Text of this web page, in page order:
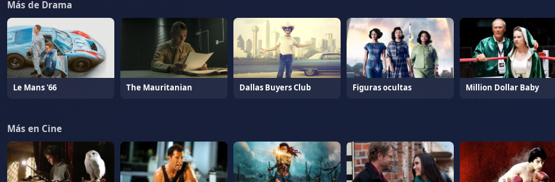
Más de Drama
Le Mans '66 The Mauritanian Dallas Buyers Club Figuras ocultas Million Dollar Baby
Más en Cine